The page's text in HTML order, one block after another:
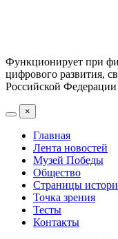
Функционирует при
цифрового развития,
Российской Федерации
×
Главная
Лента новостей
Музей Победы
Общество
Страницы
Точка зрения
Тесты
Контакты